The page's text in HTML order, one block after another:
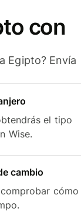
con
Egipto? Envía
el tipo
Wise.
cambio
cómo